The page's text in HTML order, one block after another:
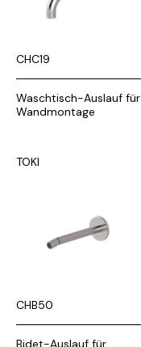
CHC19
Waschtisch-Auslauf für
Wandmontage
TOKI
CHB50